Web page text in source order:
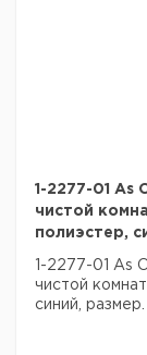
1-2277-01 As
чистой
полиэстер,
1-2277-01 As
чистой
синий, размер.